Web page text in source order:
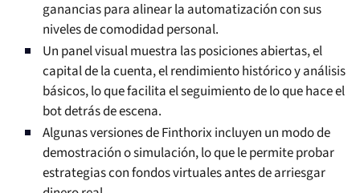
ganancias para alinear la automatización con sus
niveles de comodidad personal.
Un panel visual muestra las posiciones abiertas, el
capital de la cuenta, el rendimiento histórico y análisis
básicos, lo que facilita el seguimiento de lo que hace el
bot detrás de escena.
Algunas versiones de Finthorix incluyen un modo de
demostración o simulación, lo que le permite probar
estrategias con fondos virtuales antes de arriesgar